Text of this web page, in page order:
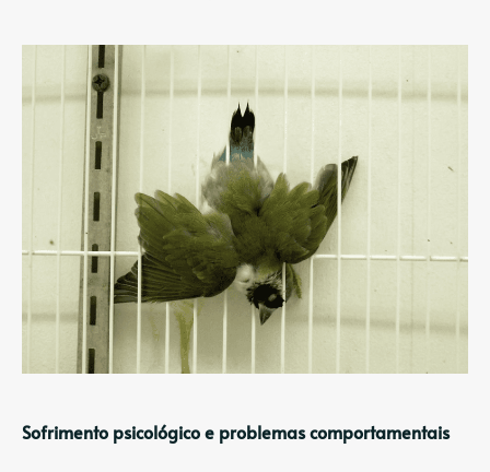
Sofrimento psicológico e problemas comportamentais